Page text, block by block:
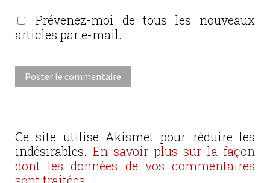
Prévenez-moi de tous les nouveaux
articles par e-mail.
Ce site utilise Akismet pour réduire les
indésirables. En savoir plus sur la façon
dont les données de vos commentaires